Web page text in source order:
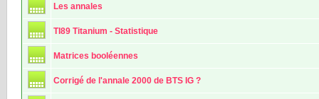
Les annales
TI89 Titanium - Statistique
Matrices booléennes
Corrigé de l'annale 2000 de BTS IG ?